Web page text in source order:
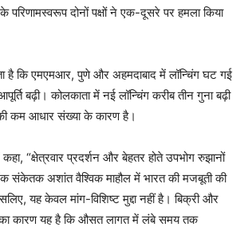
परिणामस्वरूप दोनों पक्षों ने एक-दूसरे पर हमला किया
है कि एमएमआर, पुणे और अहमदाबाद में लॉन्चिंग घट गई
बढ़ी। कोलकाता में नई लॉन्चिंग करीब तीन गुना बढ़ी
कम आधार संख्या के कारण है।
“क्षेत्रवार प्रदर्शन और बेहतर होते उपभोग रुझानों
संकेतक अशांत वैश्विक माहौल में भारत की मजबूती की
यह केवल मांग-विशिष्ट मुद्दा नहीं है। बिक्री और
का कारण यह है कि औसत लागत में लंबे समय तक